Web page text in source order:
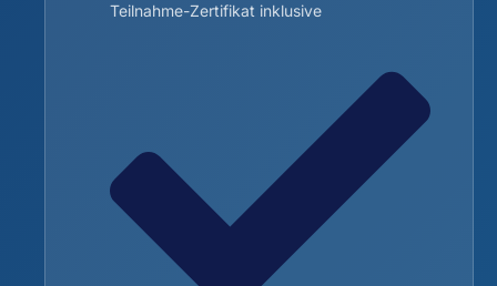
Teilnahme-Zertifikat inklusive